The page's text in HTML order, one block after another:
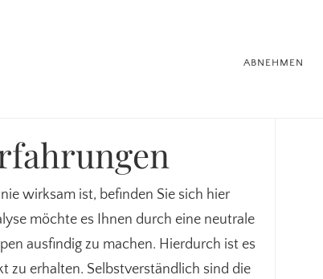
ABNEHMEN
wirksam ist, befinden Sie sich hier
möchte es Ihnen durch eine neutrale
ausfindig zu machen. Hierdurch ist es
zu erhalten. Selbstverständlich sind die